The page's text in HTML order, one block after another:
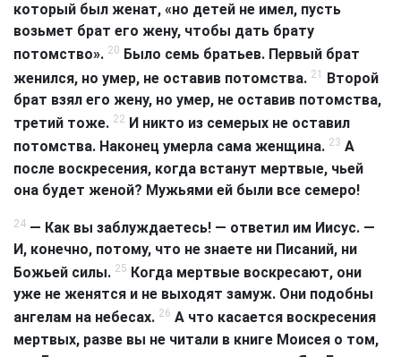
который был женат, «но детей не имел, пусть
возьмет брат его жену, чтобы дать брату
потомство». 20 Было семь братьев. Первый брат
женился, но умер, не оставив потомства. 21 Второй
брат взял его жену, но умер, не оставив потомства,
третий тоже. 22 И никто из семерых не оставил
потомства. Наконец умерла сама женщина. 23 А
после воскресения, когда встанут мертвые, чьей
она будет женой? Мужьями ей были все семеро!
24 — Как вы заблуждаетесь! — ответил им Иисус. —
И, конечно, потому, что не знаете ни Писаний, ни
Божьей силы. 25 Когда мертвые воскресают, они
уже не женятся и не выходят замуж. Они подобны
ангелам на небесах. 26 А что касается воскресения
мертвых, разве вы не читали в книге Моисея о том,